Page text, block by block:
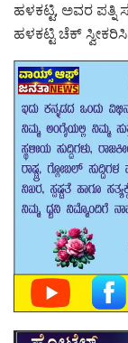
ಹಳಕಟ್ಟಿ, ಅವರ ಪತ್ನಿ
ಹಳಕಟ್ಟಿ ಚೆಕ್